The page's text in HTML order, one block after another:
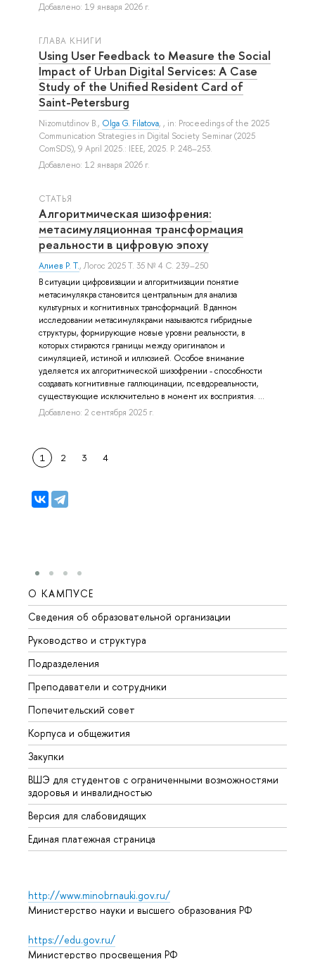
Добавлено: 19 января 2026 г.
ГЛАВА КНИГИ
Using User Feedback to Measure the Social
Impact of Urban Digital Services: A Case
Study of the Unified Resident Card of
Saint-Petersburg
Nizomutdinov B., Olga G. Filatova, , in: Proceedings of the 2025
Communication Strategies in Digital Society Seminar (2025
ComSDS), 9 April 2025.: IEEE, 2025. P. 248–253.
Добавлено: 12 января 2026 г.
СТАТЬЯ
Алгоритмическая шизофрения:
метасимуляционная трансформация
реальности в цифровую эпоху
Алиев Р. Т., Логос 2025 Т. 35 № 4 С. 239–250
В ситуации цифровизации и алгоритмизации понятие
метасимулякра становится центральным для анализа
культурных и когнитивных трансформаций. В данном
исследовании метасимулякрами называются гибридные
структуры, формирующие новые уровни реальности, в
которых стираются границы между оригиналом и
симуляцией, истиной и иллюзией. Особое внимание
уделяется их алгоритмической шизофрении - способности
создавать когнитивные галлюцинации, псевдореальности,
существующие исключительно в момент их восприятия. ...
Добавлено: 2 сентября 2025 г.
1 2 3 4
О КАМПУСЕ
Сведения об образовательной организации
Руководство и структура
Подразделения
Преподаватели и сотрудники
Попечительский совет
Корпуса и общежития
Закупки
ВШЭ для студентов с ограниченными возможностями
здоровья и инвалидностью
Версия для слабовидящих
Единая платежная страница
http://www.minobrnauki.gov.ru/
Министерство науки и высшего образования РФ
https://edu.gov.ru/
Министерство просвещения РФ